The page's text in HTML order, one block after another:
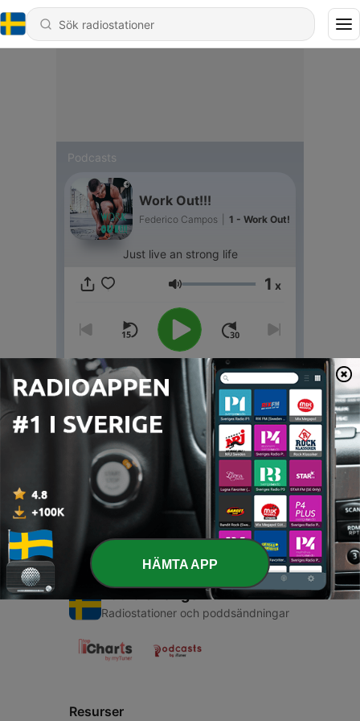
Podcasts
Work Out!!!
Federico Campos 1 - Work Out!
Just live an strong life
Volym 1 x
00:00 00:00
Avsnitt
Work Out!
20 Sep 2019
Radiostationer och poddsändningar
Resurser
HÄMTA APP